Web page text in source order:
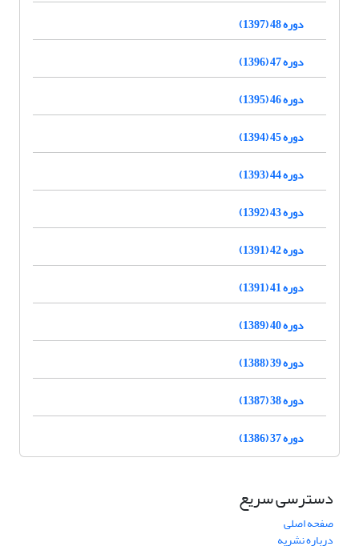
دوره 48 (1397)
دوره 47 (1396)
دوره 46 (1395)
دوره 45 (1394)
دوره 44 (1393)
دوره 43 (1392)
دوره 42 (1391)
دوره 41 (1391)
دوره 40 (1389)
دوره 39 (1388)
دوره 38 (1387)
دوره 37 (1386)
دسترسی سریع
صفحه اصلی
درباره نشریه